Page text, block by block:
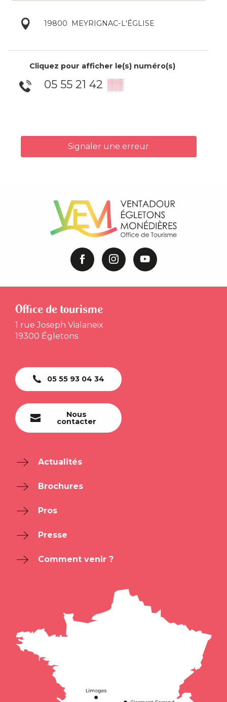
19800 MEYRIGNAC-L'ÉGLISE
Cliquez pour afficher le(s) numéro(s)
05 55 21 42 ▒▒
Signaler une erreur
Office de tourisme
1 rue Joseph Vialaneix
19300 Égletons
05 55 93 04 34
Nous
contacter
Actualités
Brochures
Pros
Presse
Comment venir ?